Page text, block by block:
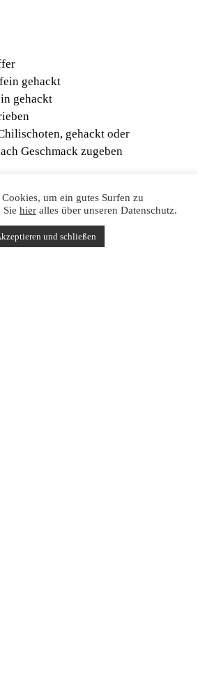
gehackt
gehackt
gehackt oder
Geschmack zugeben
um ein gutes Surfen zu
Sie hier alles über unseren Datenschutz.
und schließen